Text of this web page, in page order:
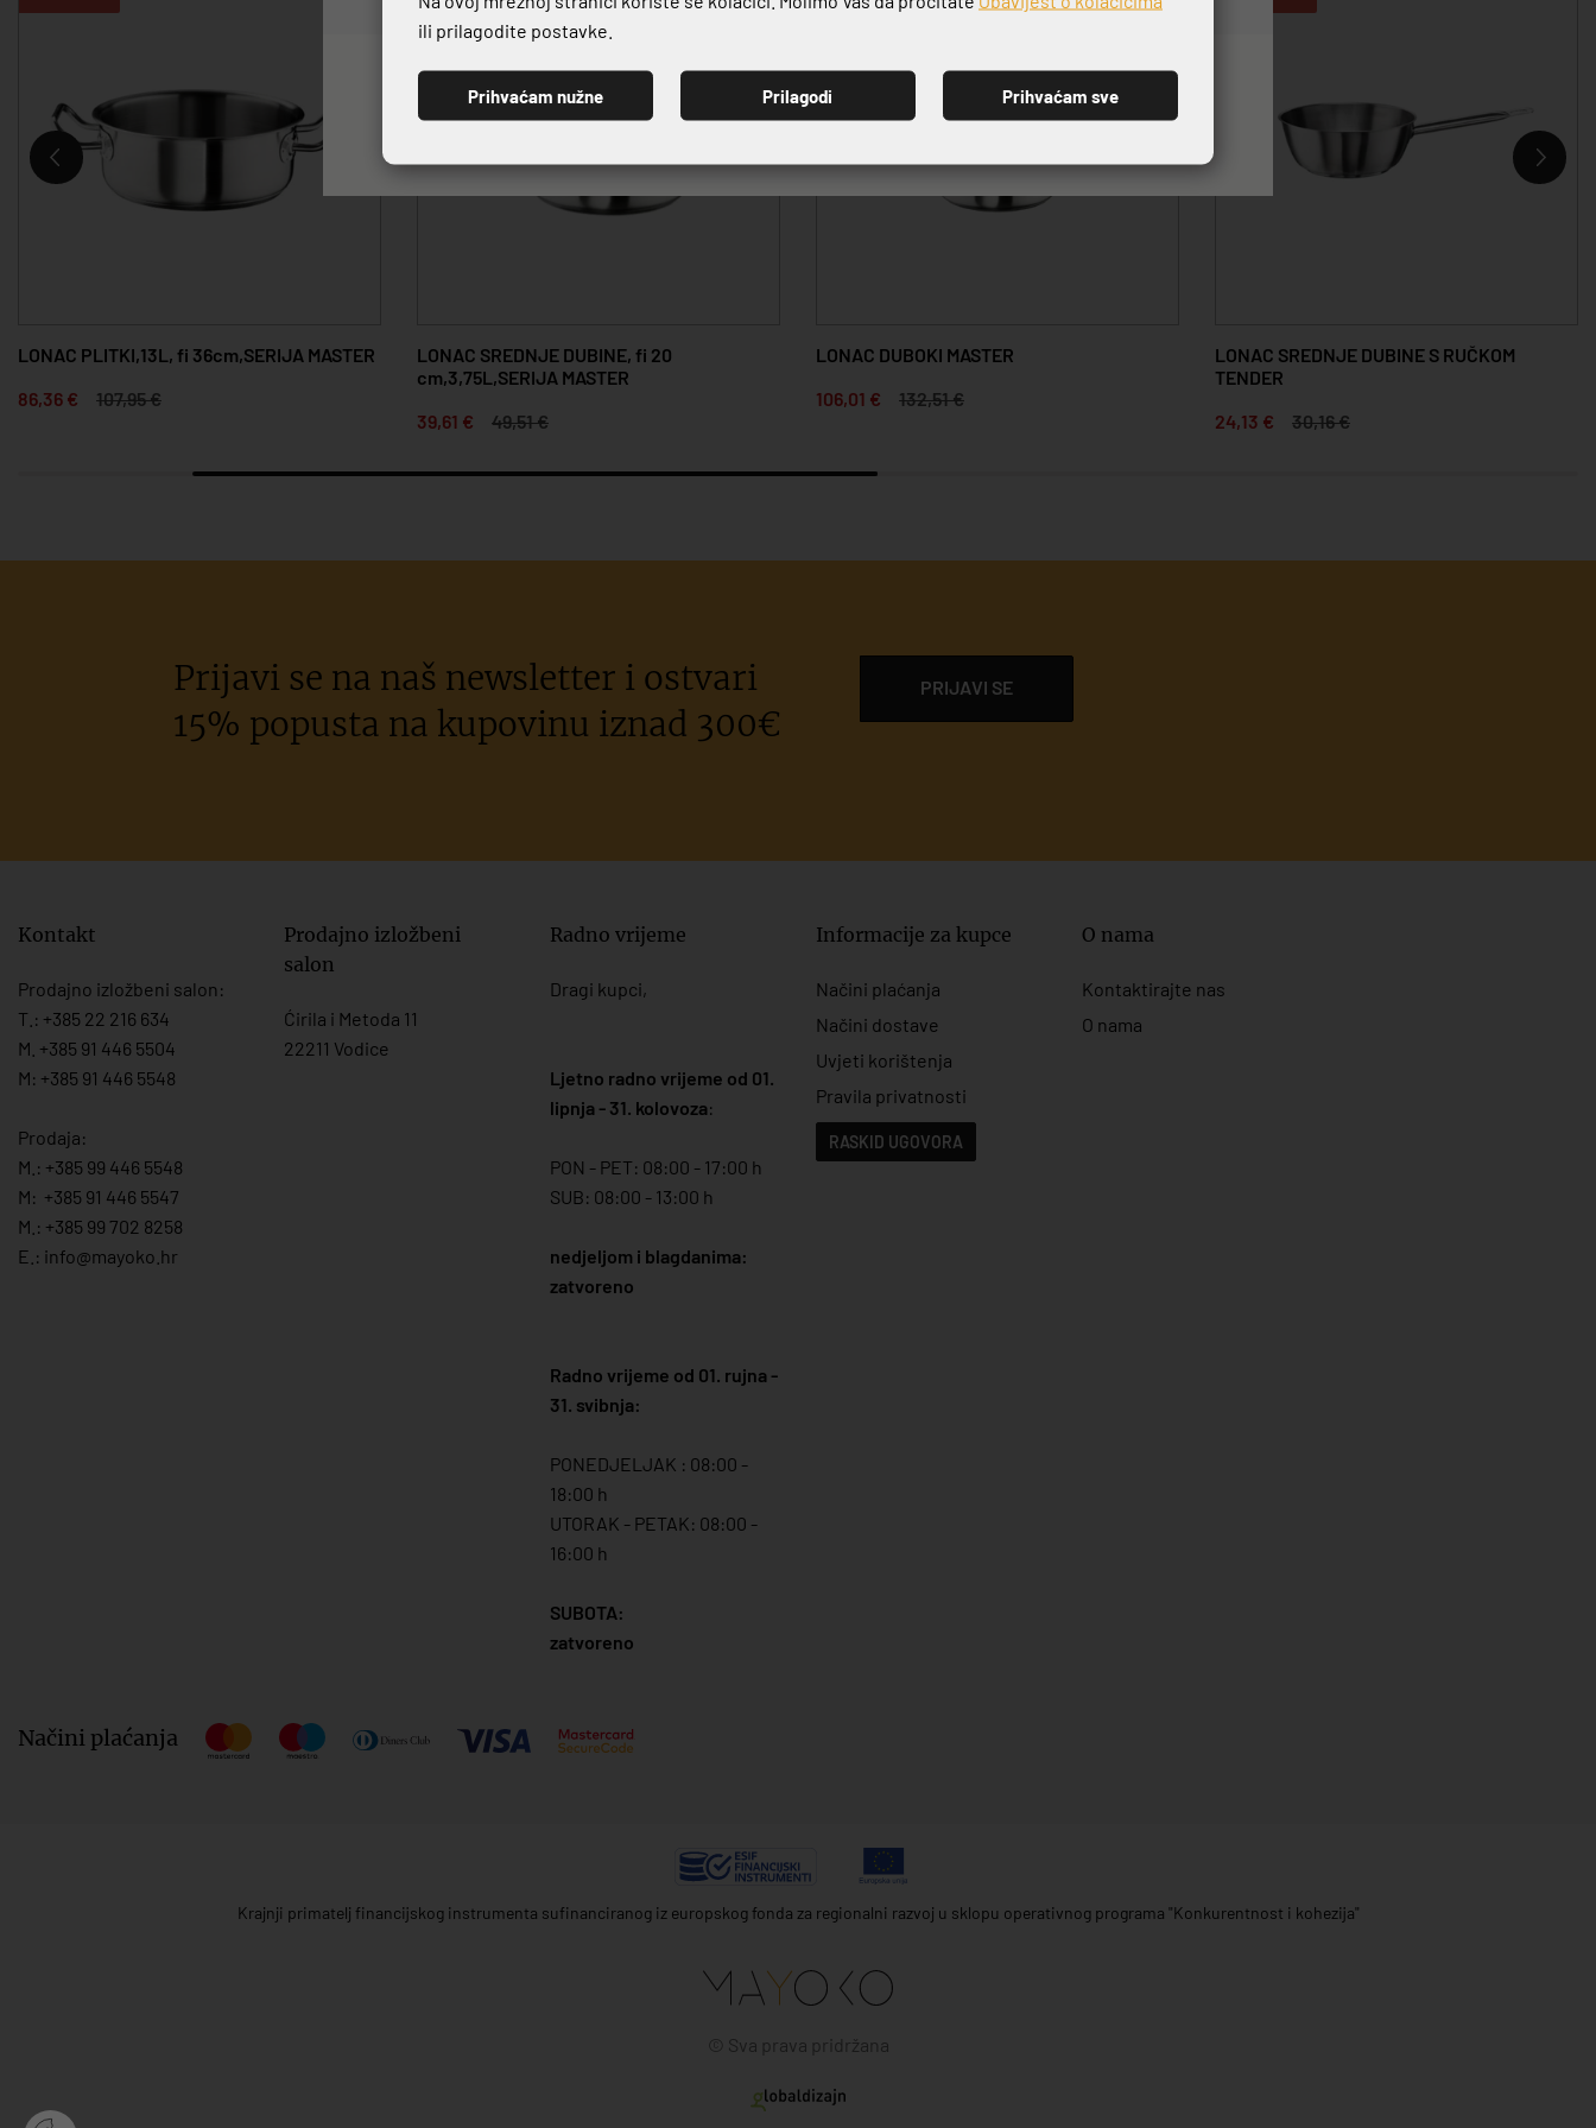
LONAC PLITKI,13L, fi 36cm,SERIJA MASTER
86,36 €
107,95 €
LONAC SREDNJE DUBINE, fi 20
cm,3,75L,SERIJA MASTER
39,61 €
49,51 €
LONAC DUBOKI MASTER
106,01 €
132,51 €
LONAC SREDNJE DUBINE S RUČKOM
TENDER
24,13 €
30,16 €
Prijavi se na naš newsletter i ostvari
15% popusta na kupovinu iznad 300€
PRIJAVI SE
Kontakt
Prodajno izložbeni salon:
T.: +385 22 216 634
M. +385 91 446 5504
M: +385 91 446 5548
Prodaja:
M.: +385 99 446 5548
M: +385 91 446 5547
M.: +385 99 702 8258
E.: info@mayoko. hr
Prodajno izložbeni
salon
Ćirila i Metoda 11
22211 Vodice
Radno vrijeme
Dragi kupci,
Ljetno radno vrijeme od 01.
lipnja - 31. kolovoza:
PON - PET: 08:00 - 17:00 h
SUB: 08:00 - 13:00 h
nedjeljom i blagdanima:
zatvoreno
Radno vrijeme od 01. rujna -
31. svibnja:
PONEDJELJAK : 08:00 -
18:00 h
UTORAK - PETAK: 08:00 -
16:00 h
SUBOTA:
zatvoreno
Informacije za kupce
Načini plaćanja
Načini dostave
Uvjeti korištenja
Pravila privatnosti
RASKID UGOVORA
O nama
Kontaktirajte nas
O nama
Načini plaćanja
Krajnji primatelj financijskog instrumenta sufinanciranog iz europskog fonda za regionalni razvoj u sklopu operativnog programa "Konkurentnost i kohezija"
© Sva prava pridržana
PRIJAVI SE
ili prilagodite postavke.
Prihvaćam nužne Prilagodi Prihvaćam sve